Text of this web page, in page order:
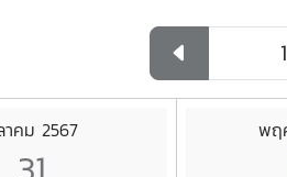
คม 2567 พฤ